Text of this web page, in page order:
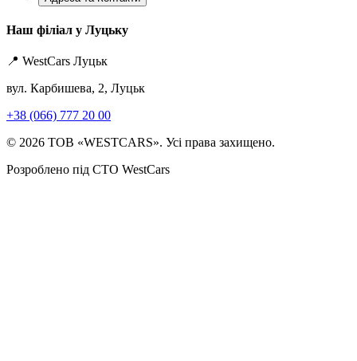
Наш філіал у Луцьку
📍 WestCars Луцьк
вул. Карбишева, 2, Луцьк
+38 (066) 777 20 00
© 2026 ТОВ «WESTCARS». Усі права захищено.
Розроблено під СТО WestCars